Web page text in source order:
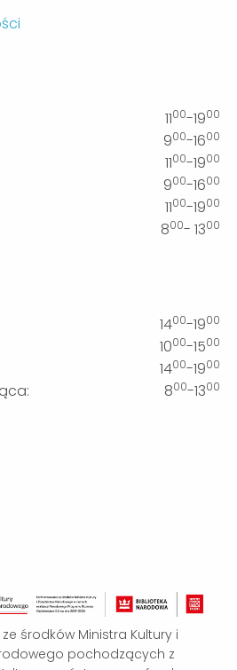
1100-1900
900-1600
1100-1900
900-1600
1100-1900
800- 1300
1400-1900
1000-1500
1400-1900
800-1300
środków Ministra Kultury i
pochodzących z